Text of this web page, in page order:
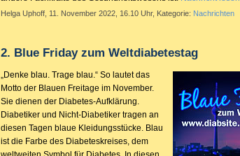
Helga Uphoff, 11. November 2022, 16.10 Uhr, Kategorie: Nachrichten
2. Blue Friday zum Weltdiabetestag
„Denke blau. Trage blau.“ So lautet das
Motto der Blauen Freitage im November.
Sie dienen der Diabetes-Aufklärung.
Diabetiker und Nicht-Diabetiker tragen an
diesen Tagen blaue Kleidungsstücke. Blau
ist die Farbe des Diabeteskreises, dem